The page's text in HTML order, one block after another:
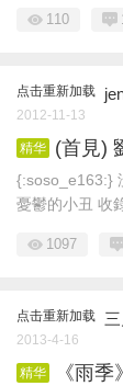
110
点击重新加载
2012-11-13
精华 (首見)
{:soso_e163:}
憂鬱的小丑 收
1097
点击重新加载
2013-4-16
精华 《雨